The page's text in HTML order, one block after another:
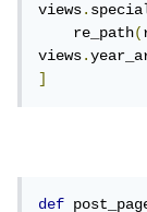
views.
    re_path
(
views.
]
def